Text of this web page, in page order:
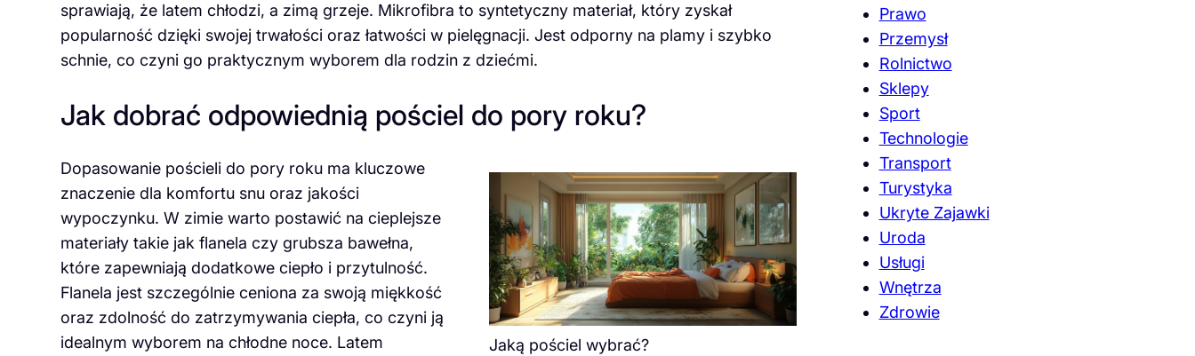
sprawiają, że latem chłodzi, a zimą grzeje. Mikrofibra to syntetyczny materiał, który zyskał
popularność dzięki swojej trwałości oraz łatwości w pielęgnacji. Jest odporny na plamy i szybko
schnie, co czyni go praktycznym wyborem dla rodzin z dziećmi.
Jak dobrać odpowiednią pościel do pory roku?
Jaką pościel wybrać?
Dopasowanie pościeli do pory roku ma kluczowe
znaczenie dla komfortu snu oraz jakości
wypoczynku. W zimie warto postawić na cieplejsze
materiały takie jak flanela czy grubsza bawełna,
które zapewniają dodatkowe ciepło i przytulność.
Flanela jest szczególnie ceniona za swoją miękkość
oraz zdolność do zatrzymywania ciepła, co czyni ją
idealnym wyborem na chłodne noce. Latem
Prawo
Przemysł
Rolnictwo
Sklepy
Sport
Technologie
Transport
Turystyka
Ukryte Zajawki
Uroda
Usługi
Wnętrza
Zdrowie